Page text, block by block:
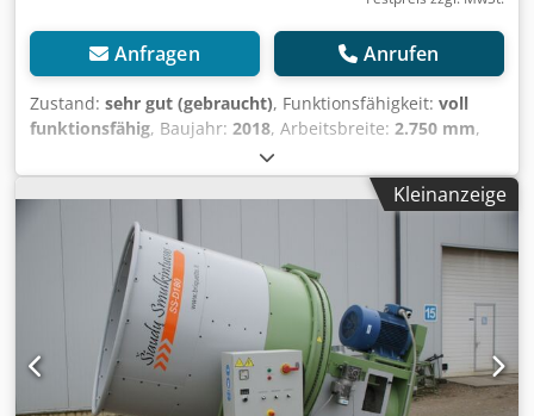
Anfragen Anrufen
Zustand: sehr gut (gebraucht), Funktionsfähigkeit: voll
funktionsfähig, Baujahr: 2018, Arbeitsbreite: 2.750 mm,
398 kg
mm, Gesamtbreite:3.000 mm,
Maschinen-/Fahrzeugnummer:EFA00914, Heu- und
Strohbearbeitungsgerät – in nahezu neuem Zustand – bis
Juli 2026 wenig benutzt, wird aufgrund der Anschaffung
eines Kombi-Mäh- und Bearbeitungsgeräts verkauft.
Djdpfxezq S Dto Aixock Immer trocken gelagert und
sorgfältig gereinigt und geschmiert. Verstellbares Rad zur
Einstellung der Arbeitstiefe der Zinken. Verstellbare
Bearbeitungsintensität in 4 Stufen. Sehr selten in
gebrauchtem Zustand zu finden, erst recht nicht in diesem
Kleinanzeige